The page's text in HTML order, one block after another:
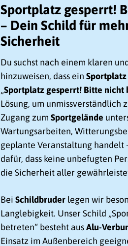
Sportplatz gesperrt!
– Dein Schild für
Sicherheit
Du suchst nach einem klaren
hinzuweisen, dass ein Sportplatz
„Sportplatz gesperrt! Bitte nicht
Lösung, um unmissverständlich
Zugang zum Sportgelände
Wartungsarbeiten,
geplante Veranstaltung handelt
dafür, dass keine unbefugten
die Sicherheit aller
Bei Schildbruder legen wir
Langlebigkeit. Unser Schild
betreten“ besteht ausAlu-
Einsatz im Außenbereich